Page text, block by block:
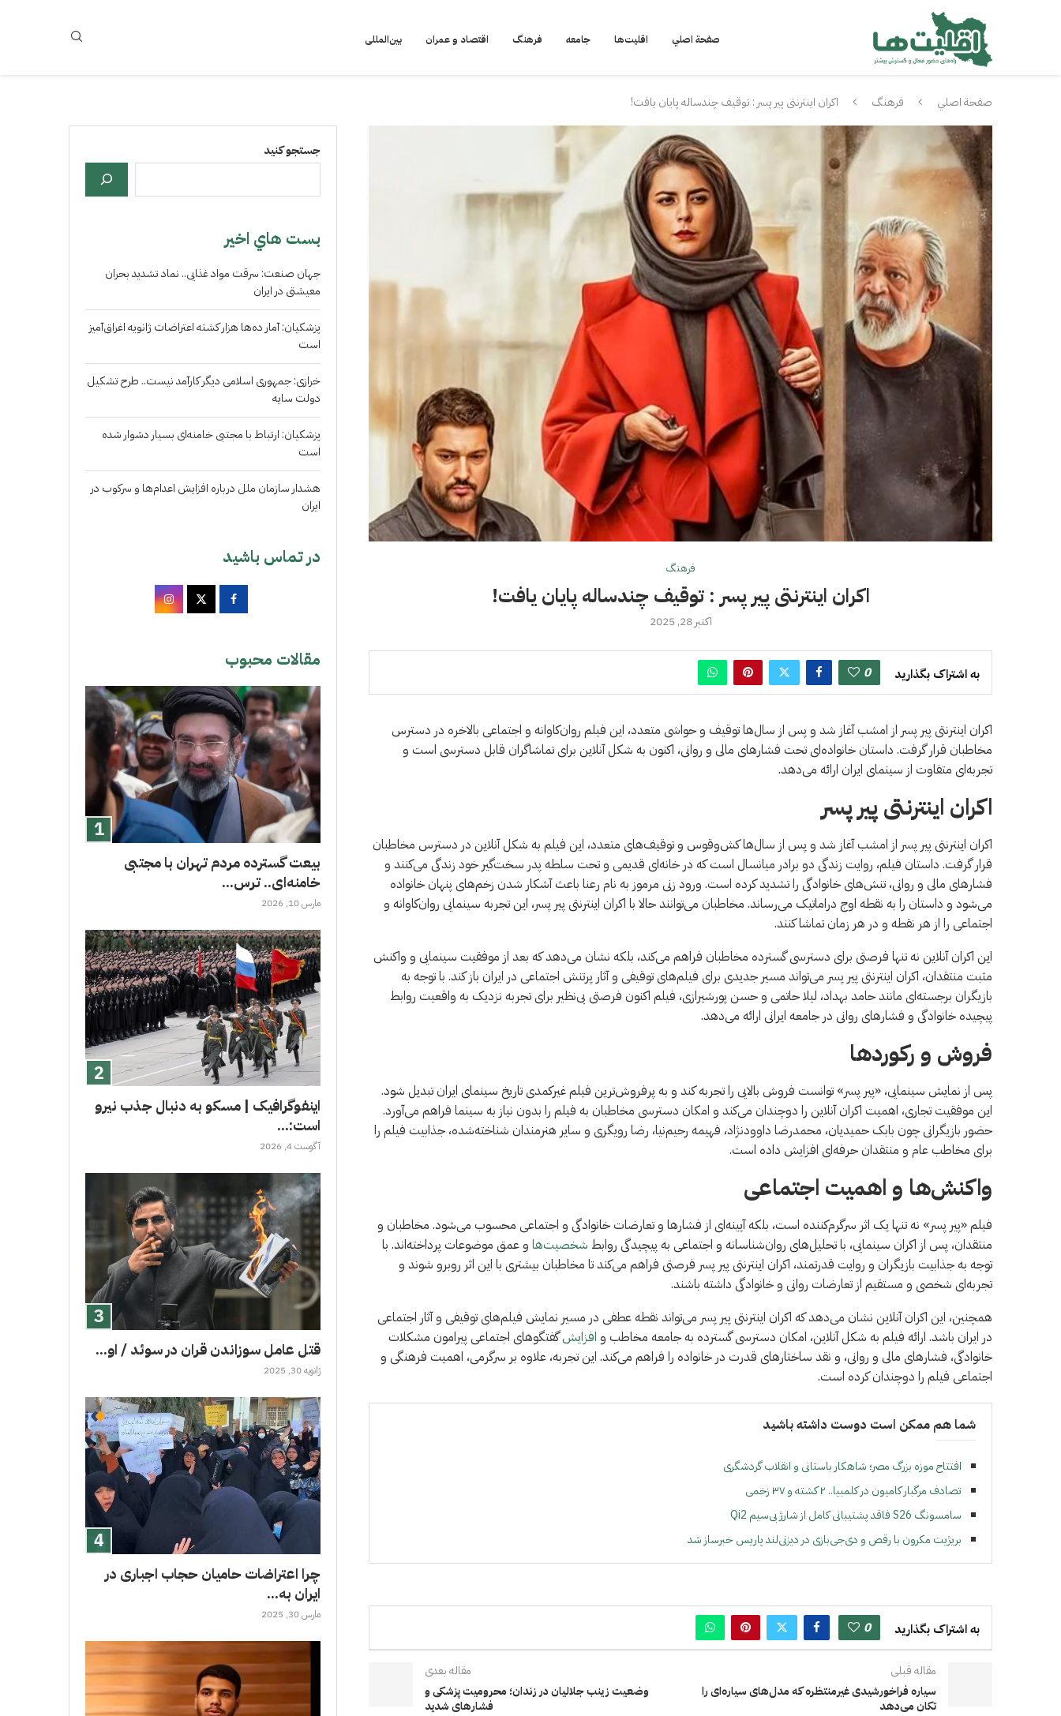
صفحة اصلي اقلیت‌ها جامعه فرهنگ اقتصاد و عمران بین‌المللی
صفحة اصلي فرهنگ اکران اینترنتی پیر پسر : توقیف چندساله پایان یافت!
فرهنگ
اکران اینترنتی پیر پسر : توقیف چندساله پایان یافت!
اکتبر 28, 2025
به اشتراک بگذارید 0
اکران اینترنتی پیر پسر از امشب آغاز شد و پس از سال‌ها توقیف و حواشی متعدد، این فیلم روان‌کاوانه و اجتماعی بالاخره در دسترس
مخاطبان قرار گرفت. داستان خانواده‌ای تحت فشارهای مالی و روانی، اکنون به شکل آنلاین برای تماشاگران قابل دسترسی است و
تجربه‌ای متفاوت از سینمای ایران ارائه می‌دهد.
اکران اینترنتی پیر پسر
اکران اینترنتی پیر پسر از امشب آغاز شد و پس از سال‌ها کش‌وقوس و توقیف‌های متعدد، این فیلم به شکل آنلاین در دسترس مخاطبان
قرار گرفت. داستان فیلم، روایت زندگی دو برادر میانسال است که در خانه‌ای قدیمی و تحت سلطه پدر سخت‌گیر خود زندگی می‌کنند و
فشارهای مالی و روانی، تنش‌های خانوادگی را تشدید کرده است. ورود زنی مرموز به نام رعنا باعث آشکار شدن زخم‌های پنهان خانواده
می‌شود و داستان را به نقطه اوج دراماتیک می‌رساند. مخاطبان می‌توانند حالا با اکران اینترنتی پیر پسر، این تجربه سینمایی روان‌کاوانه و
اجتماعی را از هر نقطه و در هر زمان تماشا کنند.
این اکران آنلاین نه تنها فرصتی برای دسترسی گسترده مخاطبان فراهم می‌کند، بلکه نشان می‌دهد که بعد از موفقیت سینمایی و واکنش
مثبت منتقدان، اکران اینترنتی پیر پسر می‌تواند مسیر جدیدی برای فیلم‌های توقیفی و آثار پرتنش اجتماعی در ایران باز کند. با توجه به
بازیگران برجسته‌ای مانند حامد بهداد، لیلا حاتمی و حسن پورشیرازی، فیلم اکنون فرصتی بی‌نظیر برای تجربه نزدیک به واقعیت روابط
پیچیده خانوادگی و فشارهای روانی در جامعه ایرانی ارائه می‌دهد.
فروش و رکوردها
پس از نمایش سینمایی، «پیر پسر» توانست فروش بالایی را تجربه کند و به پرفروش‌ترین فیلم غیرکمدی تاریخ سینمای ایران تبدیل شود.
این موفقیت تجاری، اهمیت اکران آنلاین را دوچندان می‌کند و امکان دسترسی مخاطبان به فیلم را بدون نیاز به سینما فراهم می‌آورد.
حضور بازیگرانی چون بابک حمیدیان، محمدرضا داوودنژاد، فهیمه رحیم‌نیا، رضا رویگری و سایر هنرمندان شناخته‌شده، جذابیت فیلم را
برای مخاطب عام و منتقدان حرفه‌ای افزایش داده است.
واکنش‌ها و اهمیت اجتماعی
فیلم «پیر پسر» نه تنها یک اثر سرگرم‌کننده است، بلکه آیینه‌ای از فشارها و تعارضات خانوادگی و اجتماعی محسوب می‌شود. مخاطبان و
منتقدان، پس از اکران سینمایی، با تحلیل‌های روان‌شناسانه و اجتماعی به پیچیدگی روابط شخصیت‌ها و عمق موضوعات پرداخته‌اند. با
توجه به جذابیت بازیگران و روایت قدرتمند، اکران اینترنتی پیر پسر فرصتی فراهم می‌کند تا مخاطبان بیشتری با این اثر روبرو شوند و
تجربه‌ای شخصی و مستقیم از تعارضات روانی و خانوادگی داشته باشند.
همچنین، این اکران آنلاین نشان می‌دهد که اکران اینترنتی پیر پسر می‌تواند نقطه عطفی در مسیر نمایش فیلم‌های توقیفی و آثار اجتماعی
در ایران باشد. ارائه فیلم به شکل آنلاین، امکان دسترسی گسترده به جامعه مخاطب و افزایشگفتگوهای اجتماعی پیرامون مشکلات
خانوادگی، فشارهای مالی و روانی، و نقد ساختارهای قدرت در خانواده را فراهم می‌کند. این تجربه، علاوه بر سرگرمی، اهمیت فرهنگی و
اجتماعی فیلم را دوچندان کرده است.
شما هم ممکن است دوست داشته باشید
افتتاح موزه بزرگ مصر؛ شاهکار باستانی و انقلاب گردشگری
تصادف مرگبار کامیون در کلمبیا.. ۲ کشته و ۳۷ زخمی
سامسونگ S26 فاقد پشتیبانی کامل از شارژ بی‌سیم Qi2
بریژیت مکرون با رقص و دی‌جی‌بازی در دیزنی‌لند پاریس خبرساز شد
به اشتراک بگذارید 0
مقاله قبلی
سیاره فراخورشیدی غیرمنتظره که مدل‌های سیاره‌ای را
تکان می‌دهد
مقاله بعدی
وضعیت زینب جلالیان در زندان؛ محرومیت پزشکی و
فشارهای شدید
جستجو کنید
بست هاي اخير
جهان صنعت: سرقت مواد غذایی.. نماد تشدید بحران
معیشتی در ایران
پزشکیان: آمار ده‌ها هزار کشته اعتراضات ژانویه اغراق‌آمیز
است
خرازی: جمهوری اسلامی دیگر کارآمد نیست.. طرح تشکیل
دولت سایه
پزشکیان: ارتباط با مجتبی خامنه‌ای بسیار دشوار شده
است
هشدار سازمان ملل درباره افزایش اعدام‌ها و سرکوب در
ایران
در تماس باشید
مقالات محبوب
بیعت گسترده مردم تهران با مجتبی
خامنه‌ای.. ترس...
مارس 10, 2026
اینفوگرافیک | مسکو به دنبال جذب نیرو
است:...
آگوست 4, 2026
قتل عامل سوزاندن قران در سوئد / او...
ژانویه 30, 2025
چرا اعتراضات حامیان حجاب اجباری در
ایران به...
مارس 30, 2025